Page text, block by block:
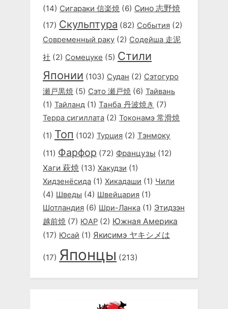
(14) Сигараки 信楽焼 (6) Сино 志野焼
(17) Скульптура (82) События (2)
Современный раку (2) Содейша 走泥
社 (2) Сомецуке (5) Стили
Японии (103) Судан (2) Сэтогуро
瀬戸黒焼 (5) Сэто 瀬戸焼 (6) Тайвань
(1) Тайланд (1) Танба 丹波焼き (7)
Терра сигиллата (2) Токонамэ 常滑焼
(1) Топ (102) Турция (2) Тэнмоку
(11) Фарфор (72) Французы (12)
Хаги 萩焼 (13) Хакудзи (1)
Хидзенёсида (1) Хикадаши (1) Чили
(4) Шведы (4) Швейцария (1)
Шотландия (6) Шри-Ланка (1) Этидзэн
越前焼 (7) ЮАР (2) Южная Америка
(17) Юсай (1) Якисимэ ヤキシメは
(17) Японцы (213)